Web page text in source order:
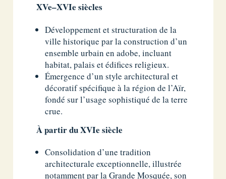
XVe–XVIe siècles
Développement et structuration de la
ville historique par la construction d’un
ensemble urbain en adobe, incluant
habitat, palais et édifices religieux.
Émergence d’un style architectural et
décoratif spécifique à la région de l’Aïr,
fondé sur l’usage sophistiqué de la terre
crue.
À partir du XVIe siècle
Consolidation d’une tradition
architecturale exceptionnelle, illustrée
notamment par la Grande Mosquée, son